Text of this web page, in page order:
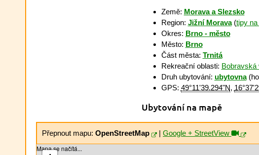
Země: Morava a Slezsko
Region: Jižní Morava(tipy
Okres: Brno - město
Město: Brno
Část města: Trnitá
Rekreační oblasti: Bobravská
Druh ubytování: ubytovna
GPS: 49°11'39.294"N,
Ubytování na mapě
Přepnout mapu: OpenStreetMap | Google + StreetView
Mapa se načítá...